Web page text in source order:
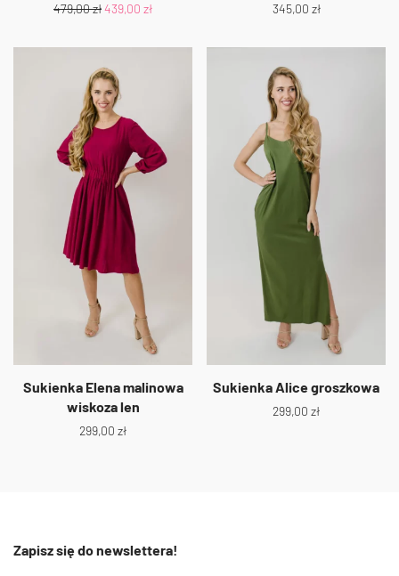
479,00zł439,00 zł 345,00 zł
Sukienka Elena malinowa
wiskoza len
299,00 zł
Sukienka Alice groszkowa
299,00 zł
Zapisz się do newslettera!